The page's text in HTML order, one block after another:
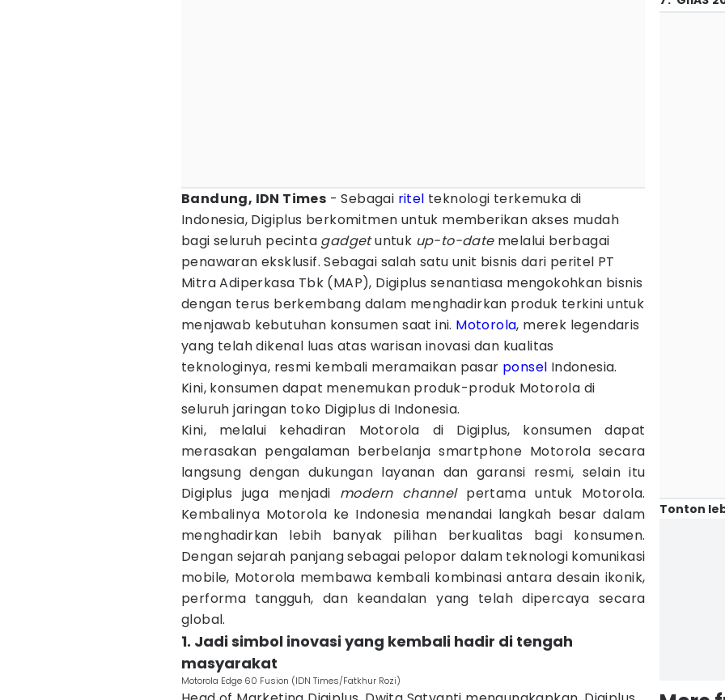
Bandung, IDN Times - Sebagai ritel teknologi terkemuka di
Indonesia, Digiplus berkomitmen untuk memberikan akses mudah
bagi seluruh pecinta gadgetuntuk up-to-date melalui berbagai
penawaran eksklusif. Sebagai salah satu unit bisnis dari peritel PT
Mitra Adiperkasa Tbk (MAP), Digiplus senantiasa mengokohkan bisnis
dengan terus berkembang dalam menghadirkan produk terkini untuk
menjawab kebutuhan konsumen saat ini. Motorola, merek legendaris
yang telah dikenal luas atas warisan inovasi dan kualitas
teknologinya, resmi kembali meramaikan pasar ponsel Indonesia.
Kini, konsumen dapat menemukan produk-produk Motorola di
seluruh jaringan toko Digiplus di Indonesia.
Kini, melalui kehadiran Motorola di Digiplus, konsumen dapat
merasakan pengalaman berbelanja smartphone Motorola secara
langsung dengan dukungan layanan dan garansi resmi, selain itu
Digiplus juga menjadi modern channel pertama untuk Motorola.
Kembalinya Motorola ke Indonesia menandai langkah besar dalam
menghadirkan lebih banyak pilihan berkualitas bagi konsumen.
Dengan sejarah panjang sebagai pelopor dalam teknologi komunikasi
mobile, Motorola membawa kembali kombinasi antara desain ikonik,
performa tangguh, dan keandalan yang telah dipercaya secara
global.
1. Jadi simbol inovasi yang kembali hadir di tengah
masyarakat
Motorola Edge 60 Fusion (IDN Times/Fatkhur Rozi)
Tonton